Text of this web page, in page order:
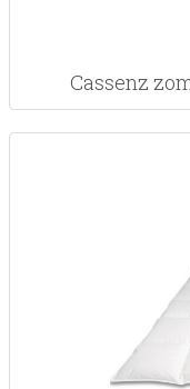
Cassenz